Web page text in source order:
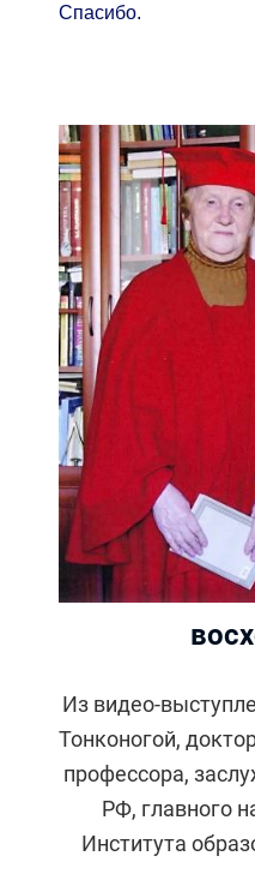
Спасибо.
Из видео-
Тонконогой,
профессора,
РФ, главного
Института